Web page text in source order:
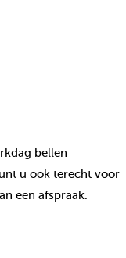
bellen
u ook terecht voor
een afspraak.